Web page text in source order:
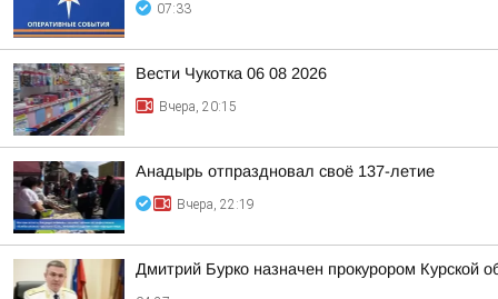
07:33
Вести Чукотка 06 08 2026
Вчера, 20:15
Анадырь отпраздновал своё 137-летие
Вчера, 22:19
Дмитрий Бурко назначен прокурором Курской